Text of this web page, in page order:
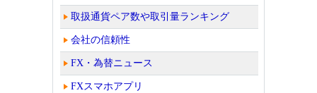
取扱通貨ペア数や取引量ランキング
会社の信頼性
FX・為替ニュース
FXスマホアプリ